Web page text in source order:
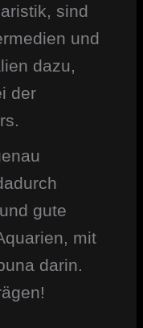
sind
und
dazu,
der
gute
mit
darin.